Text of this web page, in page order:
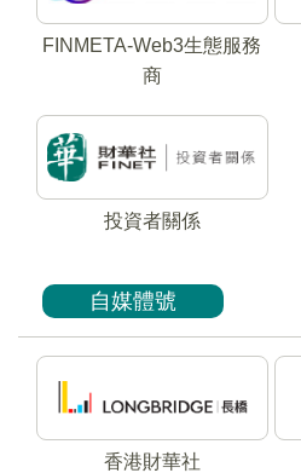
FINMETA-Web3生態服務
商
投資者關係
自媒體號
香港財華社